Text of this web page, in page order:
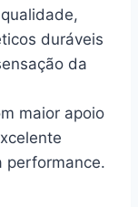
duráveis
da
maior apoio
performance.